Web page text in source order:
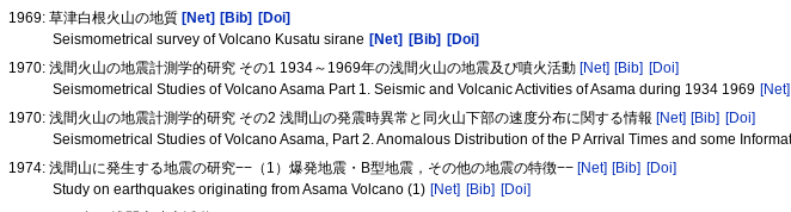
1969: 草津白根火山の地質[Net] [Bib] [Doi]
Seismometrical survey of Volcano Kusatu sirane [Net] [Bib] [Doi]
1970: 浅間火山の地震計測学的研究 その1 1934～1969年の浅間火山の地震及び噴火活動[Net] [Bib] [Doi]
Seismometrical Studies of Volcano Asama Part 1. Seismic and Volcanic Activities of Asama during 1934 1969 [Net]
1970: 浅間火山の地震計測学的研究 その2 浅間山の発震時異常と同火山下部の速度分布に関する情報[Net] [Bib] [Doi]
Seismometrical Studies of Volcano Asama, Part 2. Anomalous Distribution of the P Arrival Times and some
1974: 浅間山に発生する地震の研究−−（1）爆発地震・B型地震，その他の地震の特徴−−[Net] [Bib] [Doi]
Study on earthquakes originating from Asama Volcano (1) [Net] [Bib] [Doi]